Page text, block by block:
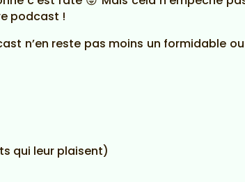
podcast !
n’en reste pas moins un formidable
qui leur plaisent)